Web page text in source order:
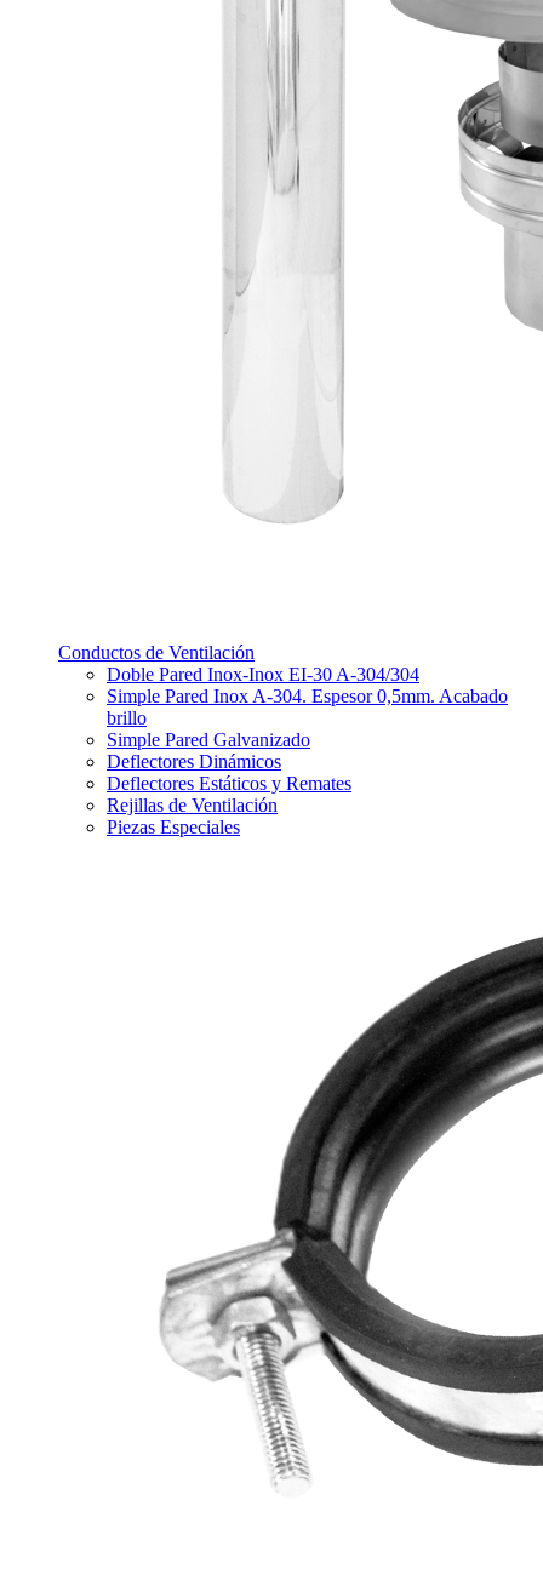
Conductos de Ventilación
Doble Pared Inox-Inox EI-30 A-304/304
Simple Pared Inox A-304. Espesor 0,5mm. Acabado
brillo
Simple Pared Galvanizado
Deflectores Dinámicos
Deflectores Estáticos y Remates
Rejillas de Ventilación
Piezas Especiales